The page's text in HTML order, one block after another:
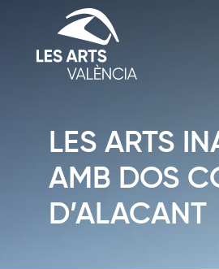
LES ARTS
AMB DOS
D’ALACANT